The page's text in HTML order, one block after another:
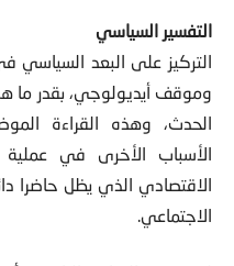
التفسير السياسي
التركيز على البعد السياسي
وموقف أيديولوجي، بقدر ما
الحدث، وهذه القراءة
الأسباب الأخرى في عملية
الاقتصادي الذي يظل حاضرا
الاجتماعي.